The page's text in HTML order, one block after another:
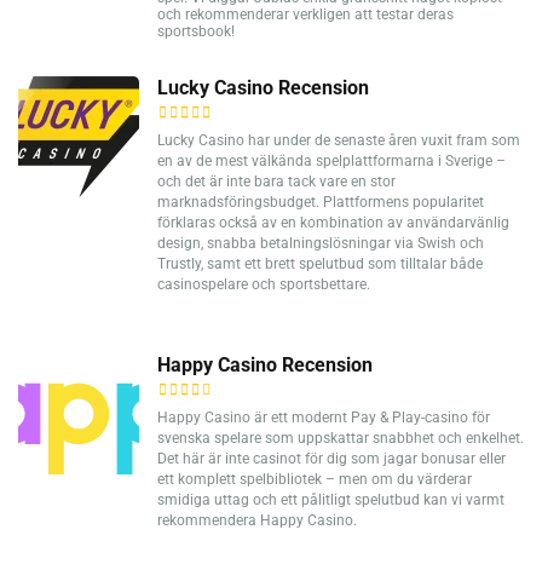
och rekommenderar verkligen att testar deras
sportsbook!
Lucky Casino Recension
Lucky Casino har under de senaste åren vuxit fram som
en av de mest välkända spelplattformarna i Sverige –
och det är inte bara tack vare en stor
marknadsföringsbudget. Plattformens popularitet
förklaras också av en kombination av användarvänlig
design, snabba betalningslösningar via Swish och
Trustly, samt ett brett spelutbud som tilltalar både
casinospelare och sportsbettare.
Happy Casino Recension
Happy Casino är ett modernt Pay & Play-casino för
svenska spelare som uppskattar snabbhet och enkelhet.
Det här är inte casinot för dig som jagar bonusar eller
ett komplett spelbibliotek – men om du värderar
smidiga uttag och ett pålitligt spelutbud kan vi varmt
rekommendera Happy Casino.